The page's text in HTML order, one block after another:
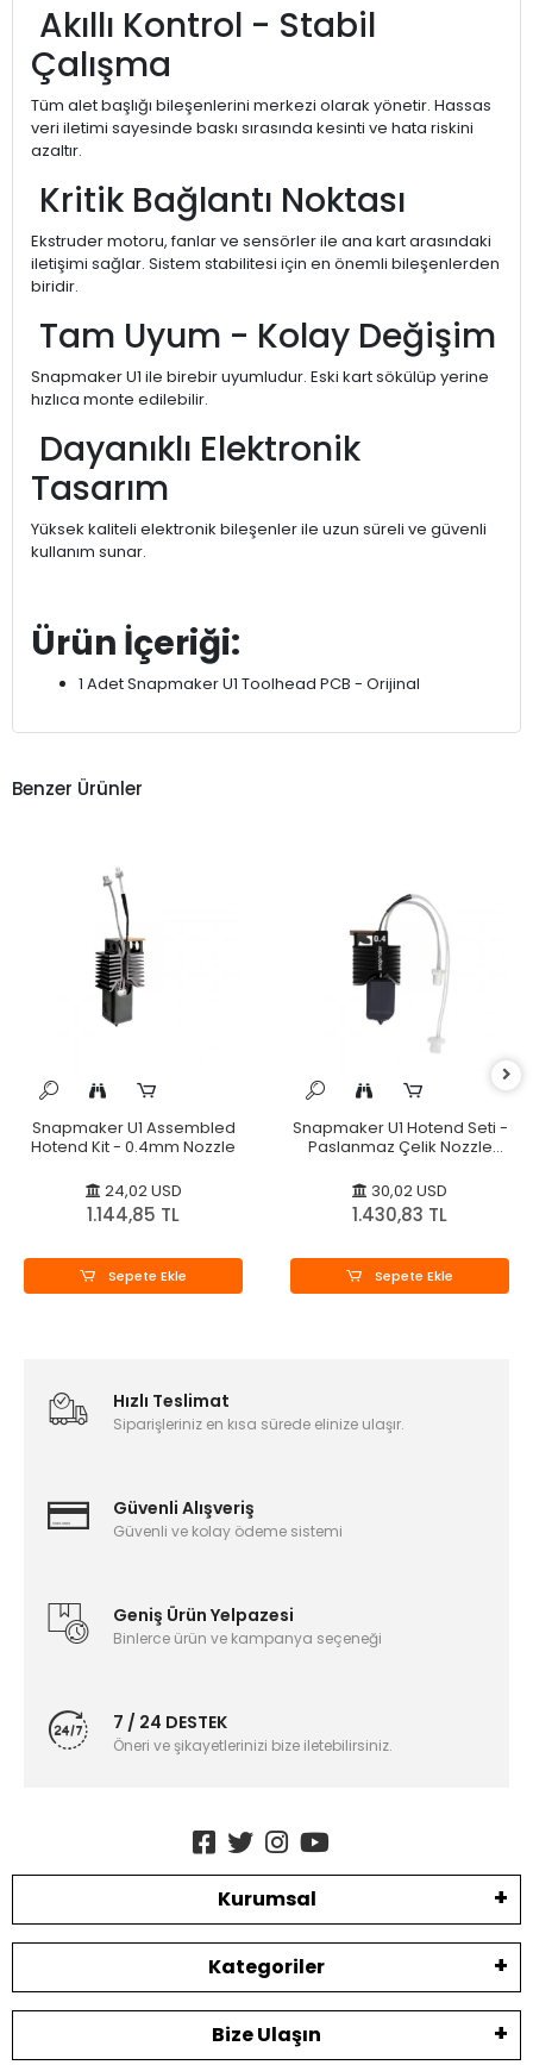
Akıllı Kontrol - Stabil
Çalışma
Tüm alet başlığı bileşenlerini merkezi olarak yönetir. Hassas
veri iletimi sayesinde baskı sırasında kesinti ve hata riskini
azaltır.
Kritik Bağlantı Noktası
Ekstruder motoru, fanlar ve sensörler ile ana kart arasındaki
iletişimi sağlar. Sistem stabilitesi için en önemli bileşenlerden
biridir.
Tam Uyum - Kolay Değişim
Snapmaker U1 ile birebir uyumludur. Eski kart sökülüp yerine
hızlıca monte edilebilir.
Dayanıklı Elektronik
Tasarım
Yüksek kaliteli elektronik bileşenler ile uzun süreli ve güvenli
kullanım sunar.
Ürün İçeriği:
1 Adet Snapmaker U1 Toolhead PCB - Orijinal
Benzer Ürünler
Snapmaker U1 Assembled
Hotend Kit - 0.4mm Nozzle
24,02 USD
1.144,85 TL
Sepete Ekle
Snapmaker U1 Hotend Seti -
Paslanmaz Çelik Nozzle
30,02 USD
1.430,83 TL
Sepete Ekle
Hızlı Teslimat
Siparişleriniz en kısa sürede elinize ulaşır.
Güvenli Alışveriş
Güvenli ve kolay ödeme sistemi
Geniş Ürün Yelpazesi
Binlerce ürün ve kampanya seçeneği
7 / 24 DESTEK
Öneri ve şikayetlerinizi bize iletebilirsiniz.
Kurumsal
Kategoriler
Bize Ulaşın